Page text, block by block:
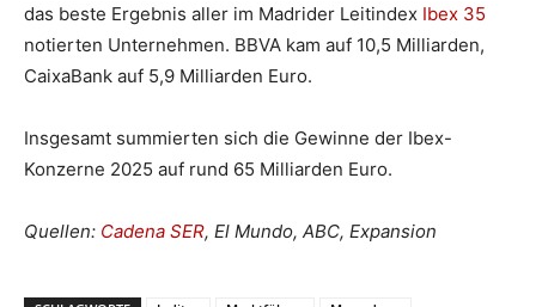
das beste Ergebnis aller im Madrider Leitindex Ibex 35
notierten Unternehmen. BBVA kam auf 10,5 Milliarden,
CaixaBank auf 5,9 Milliarden Euro.
Insgesamt summierten sich die Gewinne der Ibex-
Konzerne 2025 auf rund 65 Milliarden Euro.
Quellen: Cadena SER, El Mundo, ABC, Expansion